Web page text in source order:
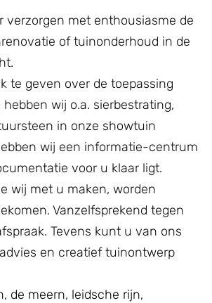
verzorgen met enthousiasme de
of tuinonderhoud in de
te geven over de toepassing
wij o.a. sierbestrating,
in onze showtuin
wij een informatie-centrum
voor u klaar ligt.
wij met u maken, worden
Vanzelfsprekend tegen
Tevens kunt u van ons
en creatief tuinontwerp
, de meern, leidsche rijn,